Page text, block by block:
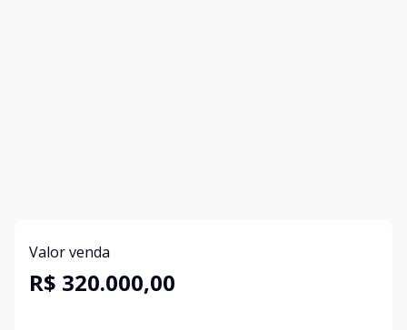
Valor venda
R$ 320.000,00